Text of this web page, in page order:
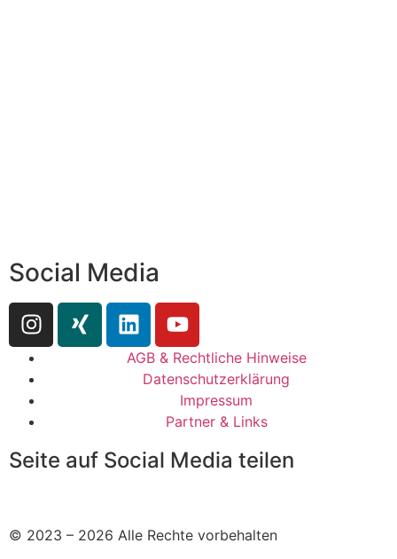
Social Media
AGB & Rechtliche Hinweise
Datenschutzerklärung
Impressum
Partner & Links
Seite auf Social Media teilen
© 2023 – 2026 Alle Rechte vorbehalten